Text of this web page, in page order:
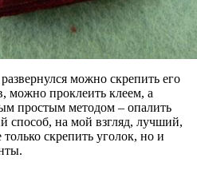
можно скрепить его
можно проклеить клеем, а
простым методом – опалить
способ, на мой взгляд, лучший,
скрепить уголок, но и